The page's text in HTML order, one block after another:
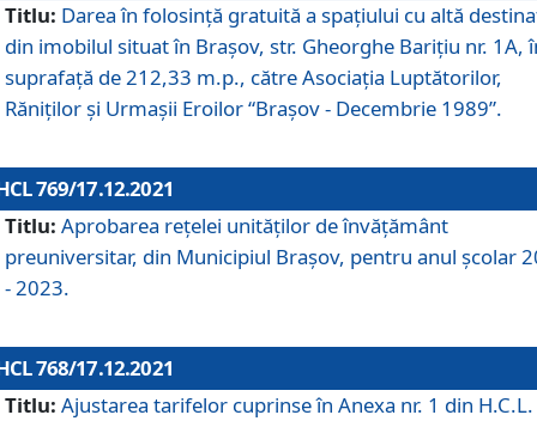
Titlu: Darea în folosinţă gratuită a spaţiului cu altă
din imobilul situat în Braşov, str. Gheorghe Bariţiu nr. 1A,
suprafaţă de 212,33 m.p., către Asociaţia Luptătorilor,
Răniţilor şi Urmaşii Eroilor “Braşov - Decembrie 1989”.
769/17.12.2021
Titlu: Aprobarea reţelei unităţilor de învăţământ
preuniversitar, din Municipiul Braşov, pentru anul şcolar
- 2023.
768/17.12.2021
Titlu: Ajustarea tarifelor cuprinse în Anexa nr. 1 din H.C.L.